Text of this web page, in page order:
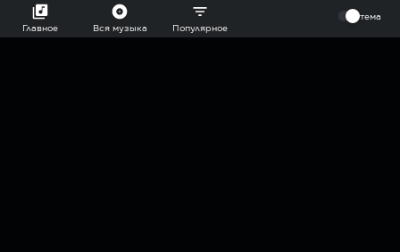
Главное Вся музыка Популярное
тема